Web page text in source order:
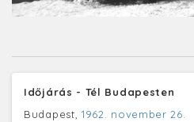
Időjárás - Tél Budapesten
Budapest, 1962. november 26.